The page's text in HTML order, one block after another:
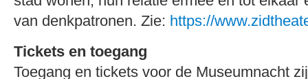
van denkpatronen. Zie: https://
Tickets en toegang
Toegang en tickets voor de Museumnacht